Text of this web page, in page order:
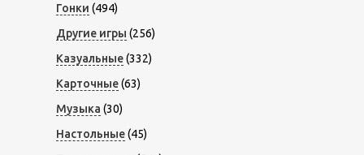
Гонки (494)
Другие игры (256)
Казуальные(332)
Карточные(63)
Музыка (30)
Настольные(45)